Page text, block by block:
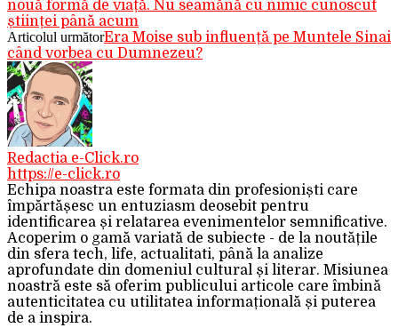
nouă formă de viață. Nu seamănă cu nimic cunoscut
științei până acum
Articolul următorEra Moise sub influență pe Muntele Sinai
când vorbea cu Dumnezeu?
Redactia e-Click.ro
https://e-click.ro
Echipa noastra este formata din profesioniști care
împărtășesc un entuziasm deosebit pentru
identificarea și relatarea evenimentelor semnificative.
Acoperim o gamă variată de subiecte - de la noutățile
din sfera tech, life, actualitati, până la analize
aprofundate din domeniul cultural și literar. Misiunea
noastră este să oferim publicului articole care îmbină
autenticitatea cu utilitatea informațională și puterea
de a inspira.